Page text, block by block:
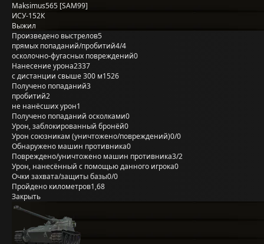
Maksimus565 [SAM99]
ИСУ-152К
Выжил
Произведено выстрелов5
прямых попаданий/пробитий4/4
осколочно-фугасных повреждений0
Нанесение урона2337
с дистанции свыше 300 м1526
Получено попаданий3
пробитий2
не нанёсших урон1
Получено попаданий осколками0
Урон, заблокированный бронёй0
Урон союзникам (уничтожено/повреждений)0/0
Обнаружено машин противника0
Повреждено/уничтожено машин противника3/2
Урон, нанесённый с помощью данного игрока0
Очки захвата/защиты базы0/0
Пройдено километров1,68
Закрыть